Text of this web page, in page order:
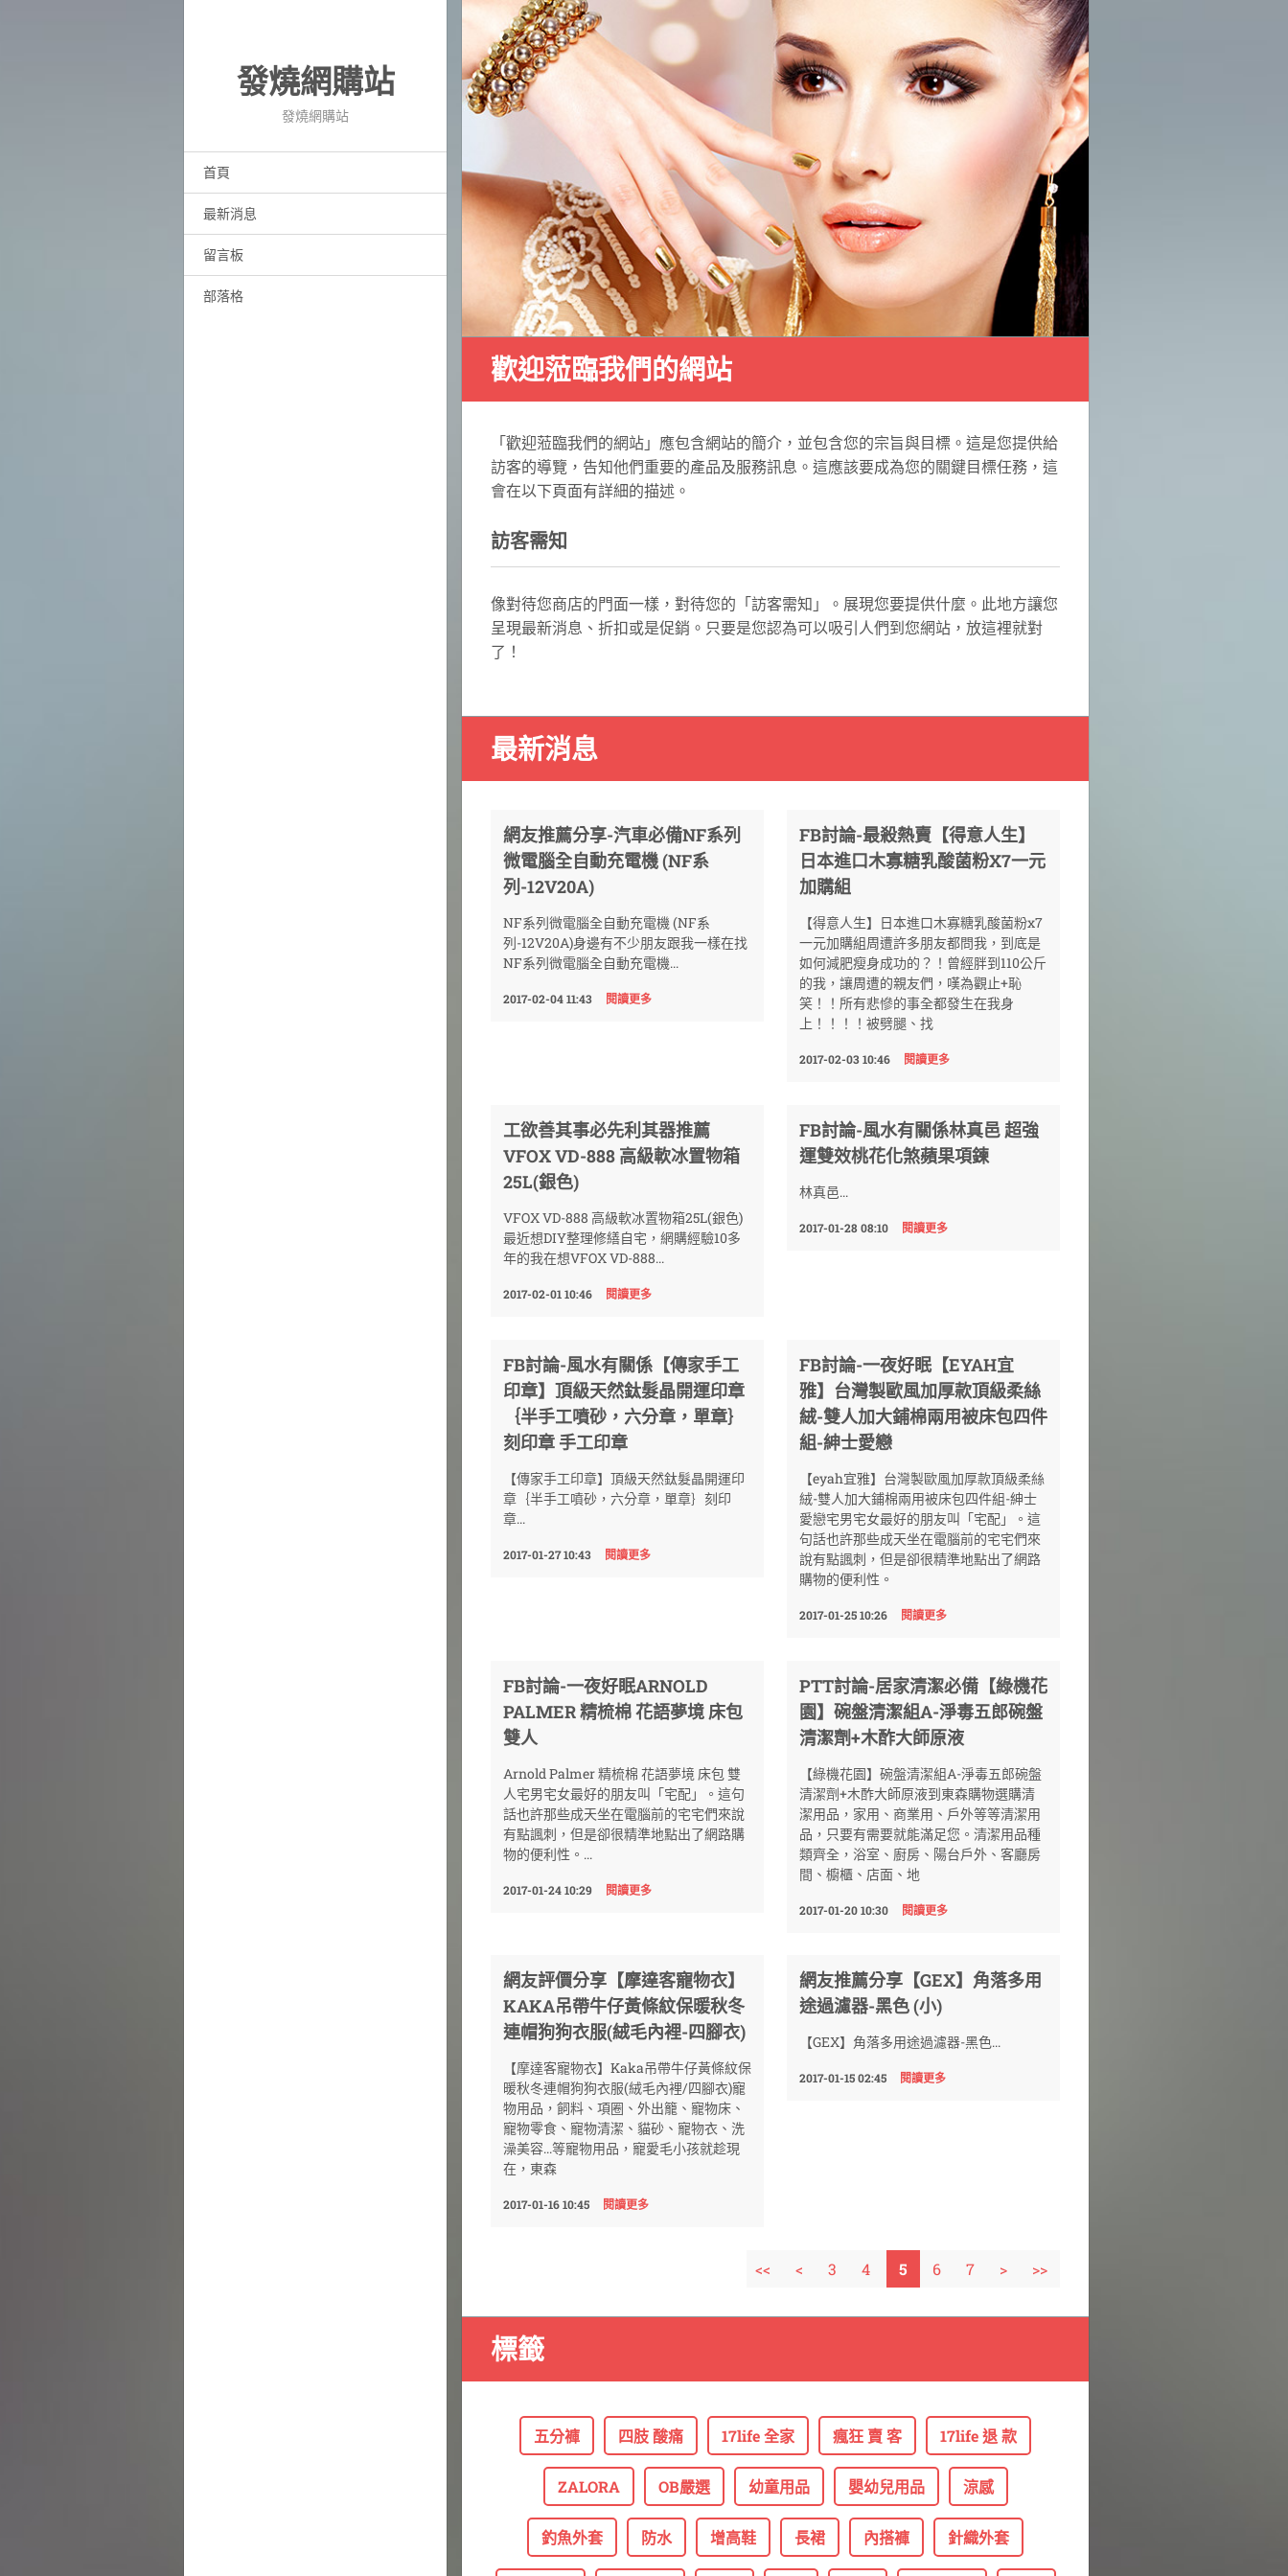
發燒網購站
發燒網購站
首頁
最新消息
留言板
部落格
歡迎蒞臨我們的網站
「歡迎蒞臨我們的網站」應包含網站的簡介，並包含您的宗旨與目標。這是您提供給
訪客的導覽，告知他們重要的產品及服務訊息。這應該要成為您的關鍵目標任務，這
會在以下頁面有詳細的描述。
訪客需知
像對待您商店的門面一樣，對待您的「訪客需知」。展現您要提供什麼。此地方讓您
呈現最新消息、折扣或是促銷。只要是您認為可以吸引人們到您網站，放這裡就對
了！
最新消息
網友推薦分享-汽車必備NF系列
微電腦全自動充電機 (NF系
列-12V20A)
NF系列微電腦全自動充電機 (NF系
列-12V20A)身邊有不少朋友跟我一樣在找
NF系列微電腦全自動充電機...
2017-02-04 11:43 閱讀更多
FB討論-最殺熱賣【得意人生】
日本進口木寡糖乳酸菌粉X7一元
加購組
【得意人生】日本進口木寡糖乳酸菌粉x7
一元加購組周遭許多朋友都問我，到底是
如何減肥瘦身成功的？！曾經胖到110公斤
的我，讓周遭的親友們，嘆為觀止+恥
笑！！所有悲慘的事全都發生在我身
上！！！！被劈腿、找
2017-02-03 10:46 閱讀更多
工欲善其事必先利其器推薦
VFOX VD-888 高級軟冰置物箱
25L(銀色)
VFOX VD-888 高級軟冰置物箱25L(銀色)
最近想DIY整理修繕自宅，網購經驗10多
年的我在想VFOX VD-888...
2017-02-01 10:46 閱讀更多
FB討論-風水有關係林真邑 超強
運雙效桃花化煞蘋果項鍊
林真邑...
2017-01-28 08:10 閱讀更多
FB討論-風水有關係【傳家手工
印章】頂級天然鈦髮晶開運印章
｛半手工噴砂，六分章，單章｝
刻印章 手工印章
【傳家手工印章】頂級天然鈦髮晶開運印
章｛半手工噴砂，六分章，單章｝刻印
章...
2017-01-27 10:43 閱讀更多
FB討論-一夜好眠【EYAH宜
雅】台灣製歐風加厚款頂級柔絲
絨-雙人加大鋪棉兩用被床包四件
組-紳士愛戀
【eyah宜雅】台灣製歐風加厚款頂級柔絲
絨-雙人加大鋪棉兩用被床包四件組-紳士
愛戀宅男宅女最好的朋友叫「宅配」。這
句話也許那些成天坐在電腦前的宅宅們來
說有點諷刺，但是卻很精準地點出了網路
購物的便利性。
2017-01-25 10:26 閱讀更多
FB討論-一夜好眠ARNOLD
PALMER 精梳棉 花語夢境 床包
雙人
Arnold Palmer 精梳棉 花語夢境 床包 雙
人宅男宅女最好的朋友叫「宅配」。這句
話也許那些成天坐在電腦前的宅宅們來說
有點諷刺，但是卻很精準地點出了網路購
物的便利性。...
2017-01-24 10:29 閱讀更多
PTT討論-居家清潔必備【綠機花
園】碗盤清潔組A-淨毒五郎碗盤
清潔劑+木酢大師原液
【綠機花園】碗盤清潔組A-淨毒五郎碗盤
清潔劑+木酢大師原液到東森購物選購清
潔用品，家用、商業用、戶外等等清潔用
品，只要有需要就能滿足您。清潔用品種
類齊全，浴室、廚房、陽台戶外、客廳房
間、櫥櫃、店面、地
2017-01-20 10:30 閱讀更多
網友評價分享【摩達客寵物衣】
KAKA吊帶牛仔黃條紋保暖秋冬
連帽狗狗衣服(絨毛內裡-四腳衣)
【摩達客寵物衣】Kaka吊帶牛仔黃條紋保
暖秋冬連帽狗狗衣服(絨毛內裡/四腳衣)寵
物用品，飼料、項圈、外出籠、寵物床、
寵物零食、寵物清潔、貓砂、寵物衣、洗
澡美容...等寵物用品，寵愛毛小孩就趁現
在，東森
2017-01-16 10:45 閱讀更多
網友推薦分享【GEX】角落多用
途過濾器-黑色 (小)
【GEX】角落多用途過濾器-黑色...
2017-01-15 02:45 閱讀更多
<< < 3 4 5 6 7 > >>
標籤
五分褲 四肢 酸痛 17life 全家 瘋狂 賣 客 17life 退 款
ZALORA OB嚴選 幼童用品 嬰幼兒用品 涼感
釣魚外套 防水 增高鞋 長裙 內搭褲 針織外套